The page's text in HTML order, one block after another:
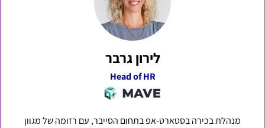
לירון גרבר
Head of HR
מנהלת בכירה בסטארט-אפ בתחום הסייבר, עם רזומה של מגוון